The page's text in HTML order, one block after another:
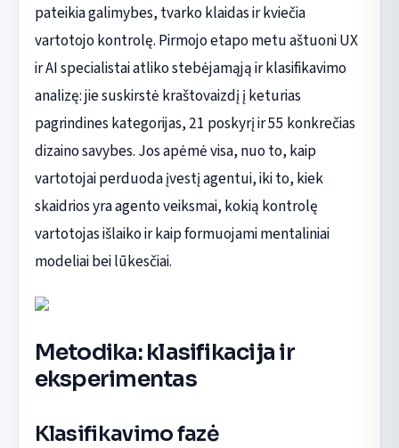
pateikia galimybes, tvarko klaidas ir kviečia
vartotojo kontrolę. Pirmojo etapo metu aštuoni UX
ir AI specialistai atliko stebėjamąją ir klasifikavimo
analizę: jie suskirstė kraštovaizdį į keturias
pagrindines kategorijas, 21 poskyrį ir 55 konkrečias
dizaino savybes. Jos apėmė visa, nuo to, kaip
vartotojai perduoda įvestį agentui, iki to, kiek
skaidrios yra agento veiksmai, kokią kontrolę
vartotojas išlaiko ir kaip formuojami mentaliniai
modeliai bei lūkesčiai.
Metodika: klasifikacija ir
eksperimentas
Klasifikavimo fazė